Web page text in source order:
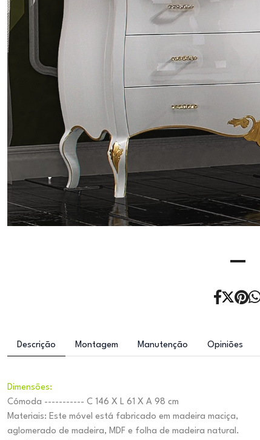
Descrição Montagem Manutenção Opiniões
Dimensões:
Cómoda ----------- C 146 X L 61 X A 98 cm
Materiais: Este móvel está fabricado em madeira maciça,
aglomerado de madeira, MDF e folha de madeira natural.